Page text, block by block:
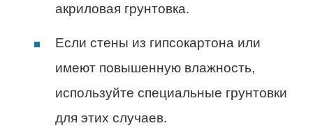
акриловая грунтовка.
Если стены из гипсокартона или
имеют повышенную влажность,
используйте специальные грунтовки
для этих случаев.